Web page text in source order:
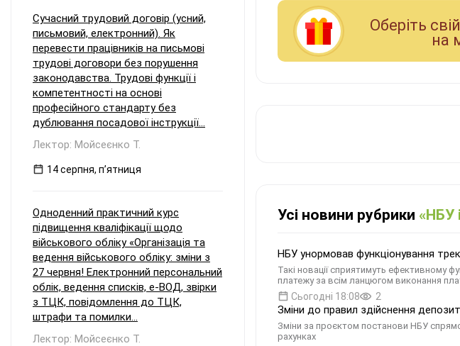
Оберiть
на
Усі новини рубрики «НБУ
НБУ унормовав функціонування
Такі новації сприятимуть ефективному
платежу за всім ланцюгом виконання
Сьогодні 18:08 2
Зміни до правил здійснення
Зміни за проєктом постанови НБУ
рахунках
Сучасний трудовий договір (усний,
письмовий, електронний). Як
перевести працівників на письмові
трудові договори без порушення
законодавства. Трудові функції і
компетентності на основі
професійного стандарту без
дублювання посадової інструкції...
Лектор: Мойсеєнко Т.
14 серпня, пʼятниця
Одноденний практичний курс
підвищення кваліфікації щодо
військового обліку «Організація та
ведення військового обліку: зміни з
27 червня! Електронний персональний
облік, ведення списків, е-ВОД, звірки
з ТЦК, повідомлення до ТЦК,
штрафи та помилки...
Лектор: Мойсеєнко Т.